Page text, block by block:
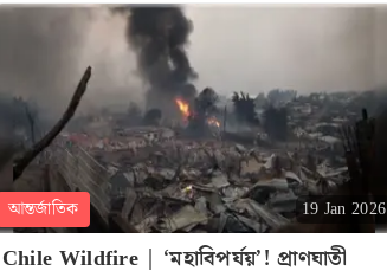
আন্তর্জাতিক 19 Jan 2026
Chile Wildfire | ‘মহাবিপর্যয়’! প্রাণঘাতী